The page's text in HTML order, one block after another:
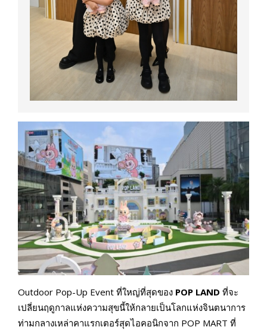
Outdoor Pop-Up Event ที่ใหญ่ที่สุดของ POP LAND ที่จะ
เปลี่ยนฤดูกาลแห่งความสุขนี้ให้กลายเป็นโลกแห่งจินตนาการ
ท่ามกลางเหล่าคาแรกเตอร์สุดไอคอนิกจาก POP MART ที่